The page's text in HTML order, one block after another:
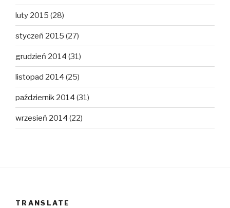
luty 2015 (28)
styczeń 2015 (27)
grudzień 2014 (31)
listopad 2014 (25)
październik 2014 (31)
wrzesień 2014 (22)
TRANSLATE